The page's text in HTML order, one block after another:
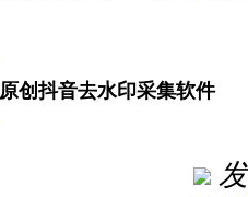
原创抖音去水印采集软件